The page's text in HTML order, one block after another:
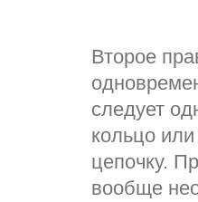
Второе
следует
кольцо
цепочку.
вообще